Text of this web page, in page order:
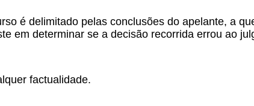
é delimitado pelas conclusões do apelante, a
em determinar se a decisão recorrida errou ao
factualidade.